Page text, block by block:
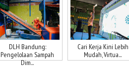
DLH Bandung:
Pengelolaan Sampah
Dim...
Cari Kerja Kini Lebih
Mudah, Virtua...